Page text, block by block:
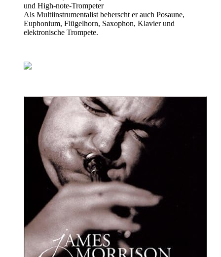
und High-note-Trompeter
Als Multiinstrumentalist beherscht er auch Posaune,
Euphonium, Flügelhorn, Saxophon, Klavier und
elektronische Trompete.